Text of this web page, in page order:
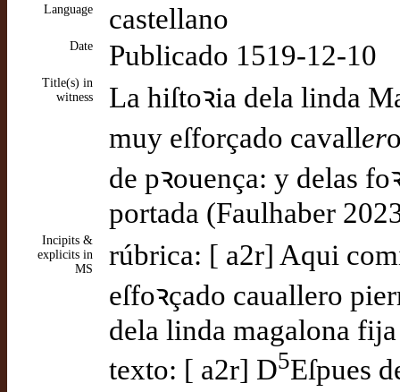
Language castellano
Date Publicado 1519-12-10
Title(s) in
witness
La hiſtoꝛia dela linda
muy eſforçado cavaller
de pꝛouença: y delas
portada (Faulhaber
Incipits &
explicits in
MS
rúbrica: [ a2r] Aqui
eſfoꝛçado cauallero
dela linda magalona
texto: [ a2r] D5Eſpues